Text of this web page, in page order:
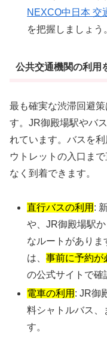
NEXCO中日本 交
を把握しましょう
公共交通機関の利用
最も確実な渋滞回避策
す。JR御殿場駅やバ
れています。バスを
ウトレットの入口ま
なく到着できます。
直行バスの利用 :
や、JR御殿場駅
なルートがありま
は、事前に予約が
の公式サイトで確
電車の利用 : JR御
料シャトルバス、
す。